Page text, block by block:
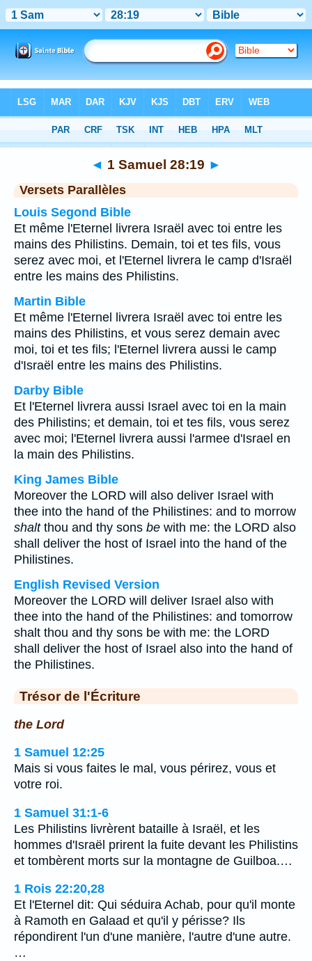
Chapitre 28 > Verset 19
◄ 1 Samuel 28:19 ►
Versets Parallèles
Louis Segond Bible
Et même l'Eternel livrera Israël avec toi entre les
mains des Philistins. Demain, toi et tes fils, vous
serez avec moi, et l'Eternel livrera le camp d'Israël
entre les mains des Philistins.
Martin Bible
Et même l'Eternel livrera Israël avec toi entre les
mains des Philistins, et vous serez demain avec
moi, toi et tes fils; l'Eternel livrera aussi le camp
d'Israël entre les mains des Philistins.
Darby Bible
Et l'Eternel livrera aussi Israel avec toi en la main
des Philistins; et demain, toi et tes fils, vous serez
avec moi; l'Eternel livrera aussi l'armee d'Israel en
la main des Philistins.
King James Bible
Moreover the LORD will also deliver Israel with
thee into the hand of the Philistines: and to morrow
shaltthou and thy sons be with me: the LORD also
shall deliver the host of Israel into the hand of the
Philistines.
English Revised Version
Moreover the LORD will deliver Israel also with
thee into the hand of the Philistines: and tomorrow
shalt thou and thy sons be with me: the LORD
shall deliver the host of Israel also into the hand of
the Philistines.
Trésor de l'Écriture
the Lord
1 Samuel 12:25
Mais si vous faites le mal, vous périrez, vous et
votre roi.
1 Samuel 31:1-6
Les Philistins livrèrent bataille à Israël, et les
hommes d'Israël prirent la fuite devant les Philistins
et tombèrent morts sur la montagne de Guilboa.…
1 Rois 22:20,28
Et l'Eternel dit: Qui séduira Achab, pour qu'il monte
à Ramoth en Galaad et qu'il y périsse? Ils
répondirent l'un d'une manière, l'autre d'une autre.
…